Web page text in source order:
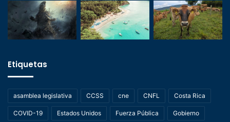
Etiquetas
asamblea legislativa CCSS cne CNFL Costa Rica
COVID-19 Estados Unidos Fuerza Pública Gobierno